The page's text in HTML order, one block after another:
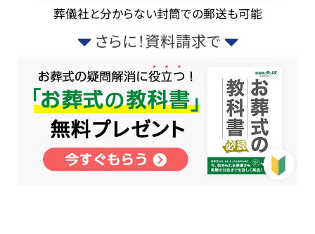
葬儀社と分からない封筒での郵送も可能
さらに！資料請求で